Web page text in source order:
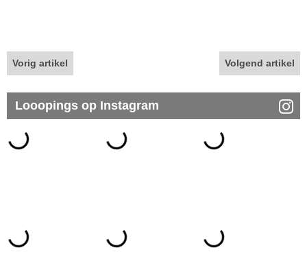
Vorig artikel Volgend artikel
Looopings op Instagram